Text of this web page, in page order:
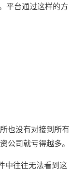
平台通过这样的方
也没有对接到所有
公司就亏得越多。
中往往无法看到这